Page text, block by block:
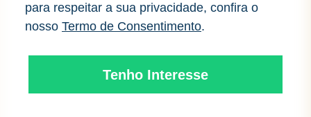
para respeitar a sua privacidade, confira o
nosso Termo de Consentimento.
Tenho Interesse